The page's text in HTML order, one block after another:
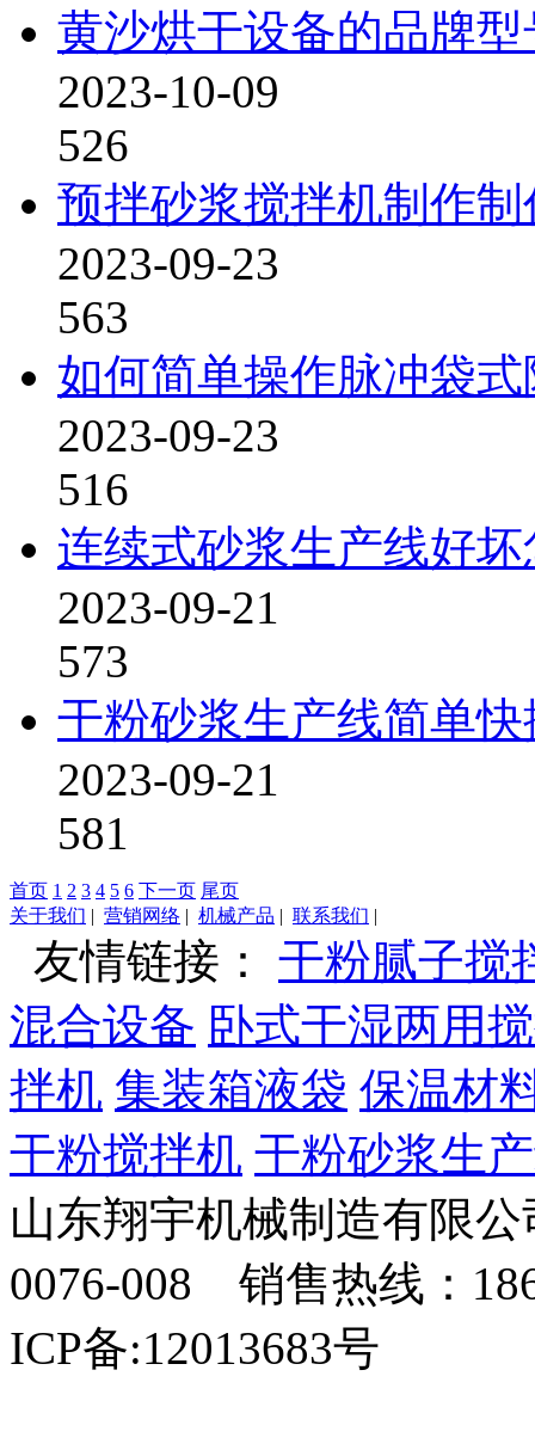
黄沙烘干设备的品牌型
2023-10-09
526
预拌砂浆搅拌机制作
2023-09-23
563
如何简单操作脉冲袋
2023-09-23
516
连续式砂浆生产线好
2023-09-21
573
干粉砂浆生产线简单
2023-09-21
581
首页 1 2 3 4 5 6 下一页 尾页
关于我们 | 营销网络 | 机械产品 | 联系我们 |
友情链接： 干粉腻子搅
混合设备 卧式干湿两用
拌机 集装箱液袋 保温材
干粉搅拌机 干粉砂浆生
山东翔宇机械制造有限
0076-008 销售热线：
ICP备:12013683号